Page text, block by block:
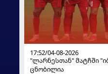
17:52/04-08-2026
"ლარნესთან" მატჩში
ცნობილია